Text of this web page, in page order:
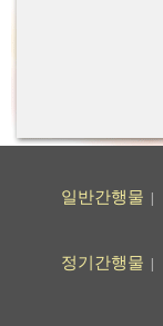
일반간행물
정기간행물